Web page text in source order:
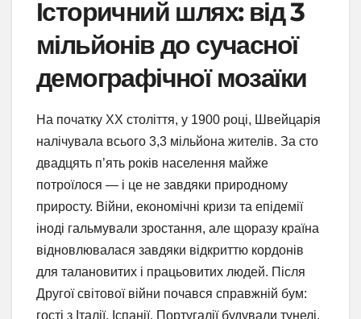
Історичний шлях: від 3
мільйонів до сучасної
демографічної мозаїки
На початку XX століття, у 1900 році, Швейцарія
налічувала всього 3,3 мільйона жителів. За сто
двадцять п’ять років населення майже
потроїлося — і це не завдяки природному
приросту. Війни, економічні кризи та епідемії
іноді гальмували зростання, але щоразу країна
відновлювалася завдяки відкриттю кордонів
для талановитих і працьовитих людей. Після
Другої світової війни почався справжній бум:
гості з Італії, Іспанії, Португалії будували тунелі,